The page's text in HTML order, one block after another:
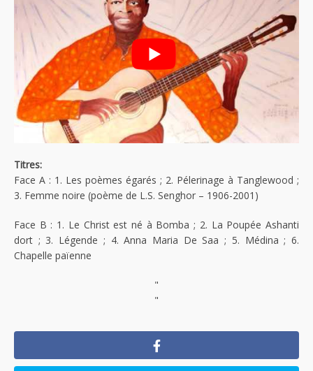
Titres:
Face A : 1. Les poèmes égarés ; 2. Pélerinage à Tanglewood ;
3. Femme noire (poème de L.S. Senghor – 1906-2001)
Face B : 1. Le Christ est né à Bomba ; 2. La Poupée Ashanti
dort ; 3. Légende ; 4. Anna Maria De Saa ; 5. Médina ; 6.
Chapelle païenne
"
"